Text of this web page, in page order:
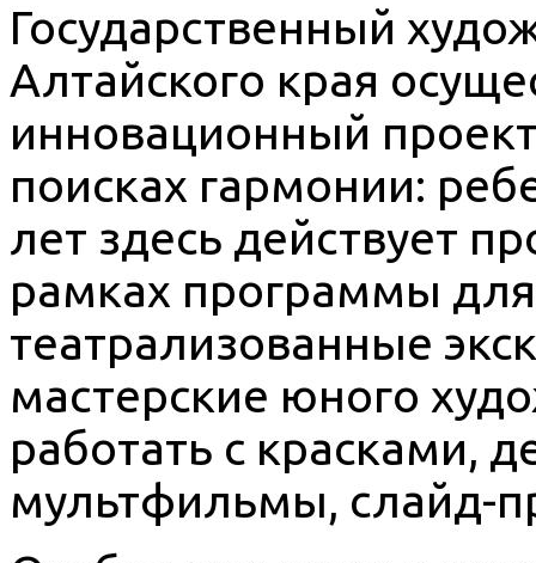
Государственный
Алтайского края
инновационный
поисках гармонии:
лет здесь действует
рамках программы
театрализованные
мастерские юного
работать с красками,
мультфильмы, слайд-